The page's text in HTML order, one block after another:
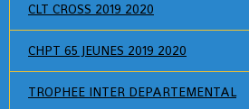
CLT CROSS 2019 2020
CHPT 65 JEUNES 2019 2020
TROPHEE INTER DEPARTEMENTAL